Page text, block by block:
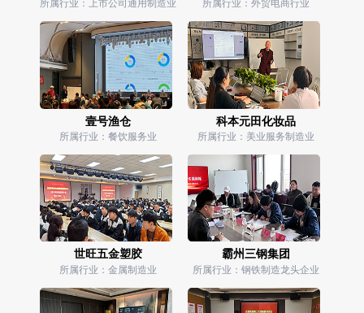
所属行业：上市公司通用制造业 所属行业：外贸电商行业
壹号渔仓
所属行业：餐饮服务业
科本元田化妆品
所属行业：美业服务制造业
世旺五金塑胶
所属行业：金属制造业
霸州三钢集团
所属行业：钢铁制造龙头企业